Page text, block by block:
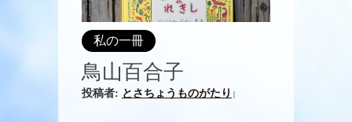
私の一冊
鳥山百合子
投稿者: とさちょうものがたり